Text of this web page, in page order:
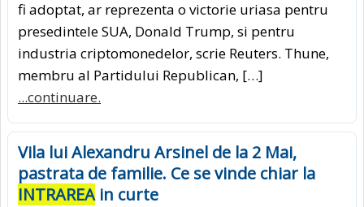
fi adoptat, ar reprezenta o victorie uriasa pentru
presedintele SUA, Donald Trump, si pentru
industria criptomonedelor, scrie Reuters. Thune,
membru al Partidului Republican, […]
...continuare.
Vila lui Alexandru Arsinel de la 2 Mai,
pastrata de familie. Ce se vinde chiar la
INTRAREAin curte